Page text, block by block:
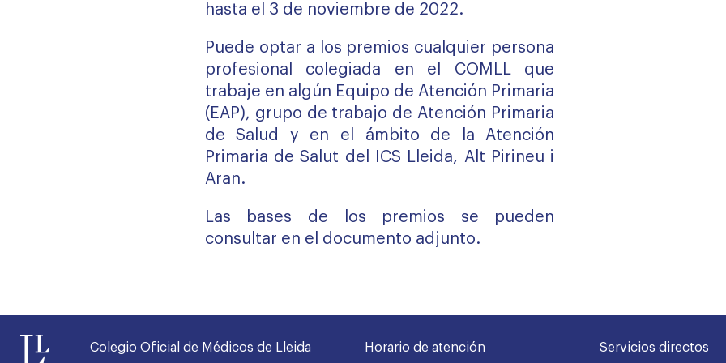
hasta el 3 de noviembre de 2022.
Puede optar a los premios cualquier persona
profesional colegiada en el COMLL que
trabaje en algún Equipo de Atención Primaria
(EAP), grupo de trabajo de Atención Primaria
de Salud y en el ámbito de la Atención
Primaria de Salut del ICS Lleida, Alt Pirineu i
Aran.
Las bases de los premios se pueden
consultar en el documento adjunto.
Colegio Oficial de Médicos de Lleida Horario de atención Servicios directos